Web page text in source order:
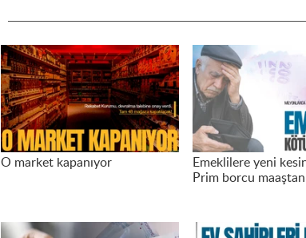
O market kapanıyor
Emeklilere yeni
Prim borcu maaştan